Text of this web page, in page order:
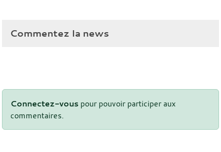
Commentez la news
Connectez-vous pour pouvoir participer aux
commentaires.